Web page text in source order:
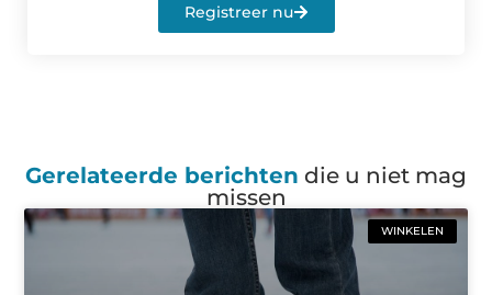
Registreer nu
Gerelateerde berichten die u niet mag
missen
WINKELEN